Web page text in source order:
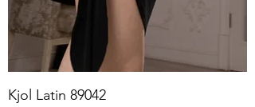
Kjol Latin 89042